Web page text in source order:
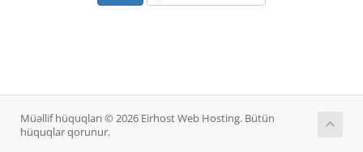
Müəllif hüquqları © 2026 Eirhost Web Hosting. Bütün
hüquqlar qorunur.